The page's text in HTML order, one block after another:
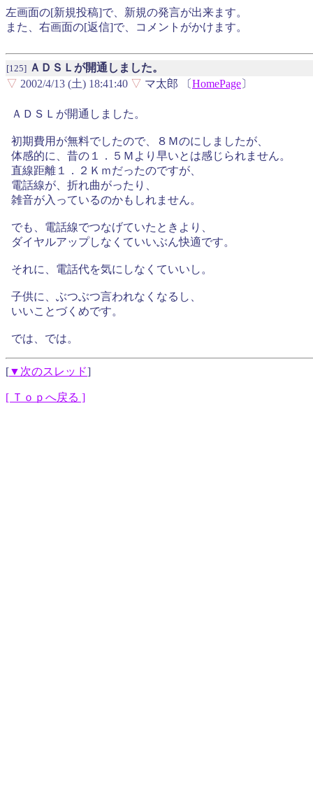
左画面の[新規投稿]で、新規の発言が出来ます。
また、右画面の[返信]で、コメントがかけます。
[125] ＡＤＳＬが開通しました。
▽ 2002/4/13 (土) 18:41:40 ▽ マ太郎 〔HomePage〕
ＡＤＳＬが開通しました。
初期費用が無料でしたので、８Ｍのにしましたが、
体感的に、昔の１．５Ｍより早いとは感じられません。
直線距離１．２Ｋｍだったのですが、
電話線が、折れ曲がったり、
雑音が入っているのかもしれません。
でも、電話線でつなげていたときより、
ダイヤルアップしなくていいぶん快適です。
それに、電話代を気にしなくていいし。
子供に、ぶつぶつ言われなくなるし、
いいことづくめです。
では、では。
[▼次のスレッド]
[ Ｔｏｐへ戻る ]